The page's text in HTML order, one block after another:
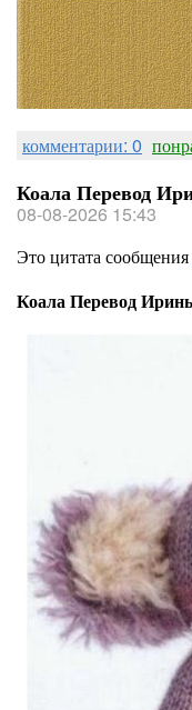
комментарии: 0
Коала Перевод
08-08-2026 15:43
Это цитата сообщения
Коала Перевод